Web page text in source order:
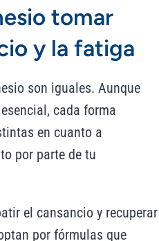
tomar
y la fatiga
son iguales. Aunque
cada forma
en cuanto a
por parte de tu
el cansancio y recuperar
por fórmulas que